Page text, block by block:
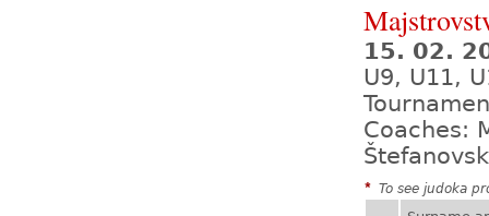
15. 02.
U9, U11,
Coaches:
* To see judoka